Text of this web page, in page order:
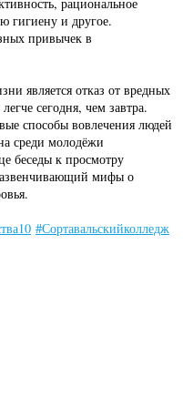
рациональное
гигиену и другое.
привычек в
является отказ от вредных
сегодня, чем завтра.
способы вовлечения людей
среди молодёжи
беседы к просмотру
мифы о
#Сортавальскийколледж